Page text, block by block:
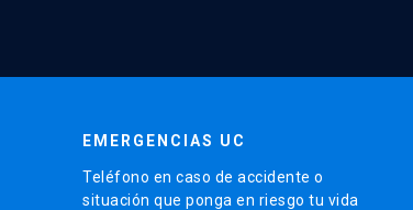
EMERGENCIAS UC
Teléfono en caso de accidente o
situación que ponga en riesgo tu vida